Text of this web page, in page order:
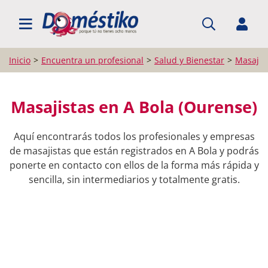
BUSCAR PROFESIONALES
Inicio Encuentra un profesional Salud y Bienestar
Masajistas en A Bola (Ourense)
Aquí encontrarás todos los profesionales y empresas
de masajistas que están registrados en A Bola y podrás
ponerte en contacto con ellos de la forma más rápida y
sencilla, sin intermediarios y totalmente gratis.